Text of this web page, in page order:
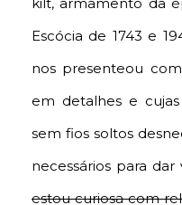
Escócia de 1743 e
nos presenteou
em detalhes e
sem fios soltos
necessários para dar
estou curiosa com